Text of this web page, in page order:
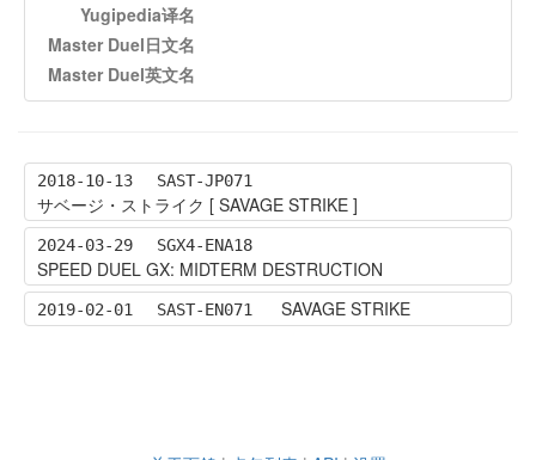
Yugipedia译名
Master Duel日文名
Master Duel英文名
2018-10-13 SAST-JP071
サベージ・ストライク [ SAVAGE STRIKE ]
2024-03-29 SGX4-ENA18
SPEED DUEL GX: MIDTERM DESTRUCTION
2019-02-01 SAST-EN071 SAVAGE STRIKE